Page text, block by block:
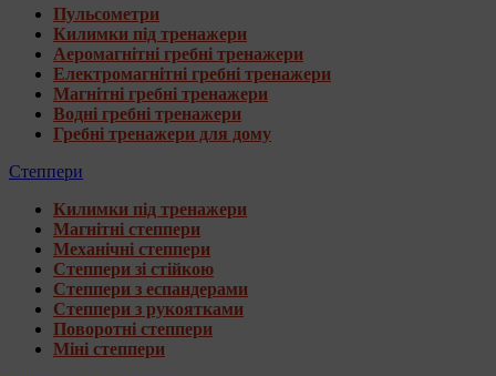
Пульсометри
Килимки під тренажери
Аеромагнітні гребні тренажери
Електромагнітні гребні тренажери
Магнітні гребні тренажери
Водні гребні тренажери
Гребні тренажери для дому
Степпери
Килимки під тренажери
Магнітні степпери
Механічні степпери
Степпери зі стійкою
Степпери з еспандерами
Степпери з рукоятками
Поворотні степпери
Міні степпери